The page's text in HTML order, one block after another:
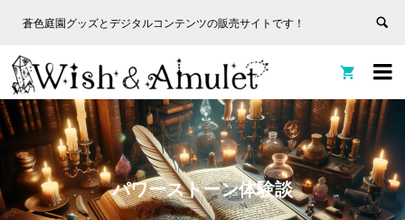
蒼色庭園グッズとデジタルコンテンツの販売サイトです！


パワーストーン体験談
蒼色庭園グッズとデジタルコンテンツの販売サイトです！
非表